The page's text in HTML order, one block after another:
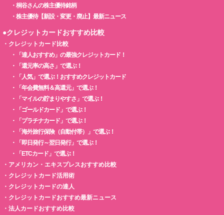
・ 桐谷さんの株主優待銘柄
・ 株主優待【新設・変更・廃止】最新ニュース
●クレジットカードおすすめ比較
・ クレジットカード比較
・
「達人おすすめ」の最強クレジットカード！
・
「還元率の高さ」で選ぶ！
・
「人気」で選ぶ！おすすめクレジットカード
・
「年会費無料＆高還元」で選ぶ！
・
「マイルの貯まりやすさ」で選ぶ！
・
「ゴールドカード」で選ぶ！
・
「プラチナカード」で選ぶ！
・
「海外旅行保険（自動付帯）」で選ぶ！
・
「即日発行～翌日発行」で選ぶ！
・
「ETCカード」で選ぶ！
・ アメリカン・エキスプレスおすすめ比較
・ クレジットカード活用術
・ クレジットカードの達人
・ クレジットカードおすすめ最新ニュース
・ 法人カードおすすめ比較